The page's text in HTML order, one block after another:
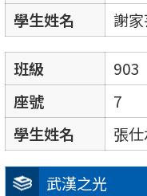
武漢之光
學生姓名
謝
班級
903
座號
7
學生姓名
張